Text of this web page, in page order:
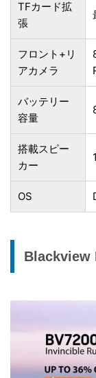
TFカード拡
張
フロント+リ
アカメラ
バッテリー
容量
搭載スピー
カー
OS
Blackview